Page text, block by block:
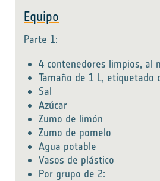
Equipo
Parte 1:
4 contenedores limpios, al
Tamaño de 1 L, etiquetado
Sal
Azúcar
Zumo de limón
Zumo de pomelo
Agua potable
Vasos de plástico
Por grupo de 2: